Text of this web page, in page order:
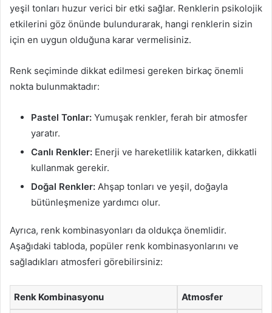
yeşil tonları huzur verici bir etki sağlar. Renklerin psikolojik
etkilerini göz önünde bulundurarak, hangi renklerin sizin
için en uygun olduğuna karar vermelisiniz.
Renk seçiminde dikkat edilmesi gereken birkaç önemli
nokta bulunmaktadır:
Pastel Tonlar: Yumuşak renkler, ferah bir atmosfer
yaratır.
Canlı Renkler: Enerji ve hareketlilik katarken, dikkatli
kullanmak gerekir.
Doğal Renkler: Ahşap tonları ve yeşil, doğayla
bütünleşmenize yardımcı olur.
Ayrıca, renk kombinasyonları da oldukça önemlidir.
Aşağıdaki tabloda, popüler renk kombinasyonlarını ve
sağladıkları atmosferi görebilirsiniz:
Renk Kombinasyonu Atmosfer